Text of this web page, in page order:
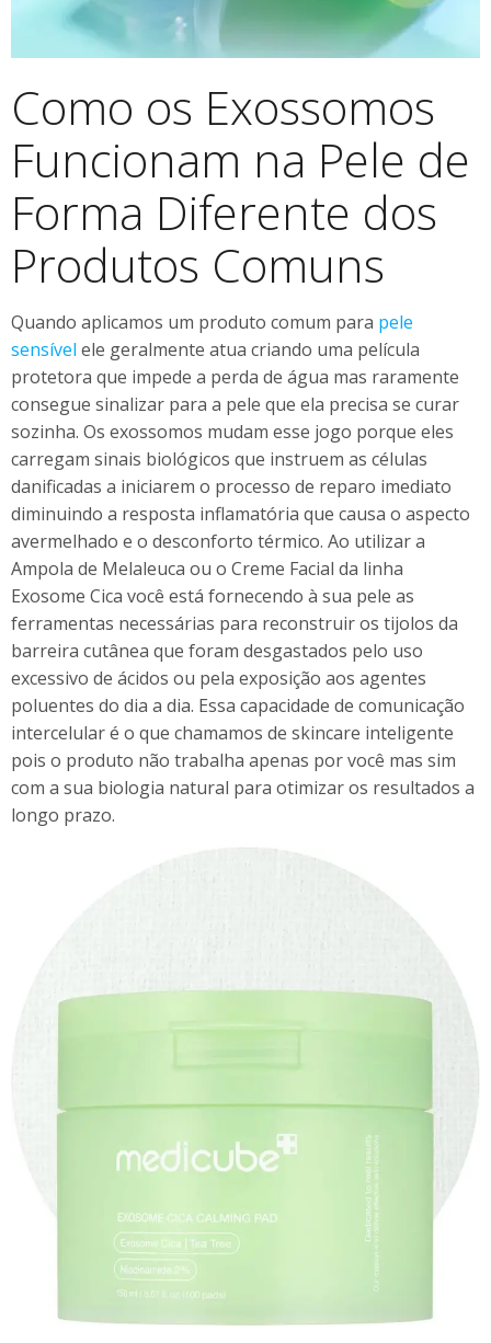
Como os Exossomos
Funcionam na Pele de
Forma Diferente dos
Produtos Comuns
Quando aplicamos um produto comum para pele
sensível ele geralmente atua criando uma película
protetora que impede a perda de água mas raramente
consegue sinalizar para a pele que ela precisa se curar
sozinha. Os exossomos mudam esse jogo porque eles
carregam sinais biológicos que instruem as células
danificadas a iniciarem o processo de reparo imediato
diminuindo a resposta inflamatória que causa o aspecto
avermelhado e o desconforto térmico. Ao utilizar a
Ampola de Melaleuca ou o Creme Facial da linha
Exosome Cica você está fornecendo à sua pele as
ferramentas necessárias para reconstruir os tijolos da
barreira cutânea que foram desgastados pelo uso
excessivo de ácidos ou pela exposição aos agentes
poluentes do dia a dia. Essa capacidade de comunicação
intercelular é o que chamamos de skincare inteligente
pois o produto não trabalha apenas por você mas sim
com a sua biologia natural para otimizar os resultados a
longo prazo.